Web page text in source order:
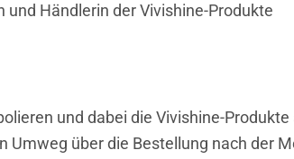
und Händlerin der Vivishine-Produkte
und dabei die Vivishine-
Umweg über die Bestellung nach der